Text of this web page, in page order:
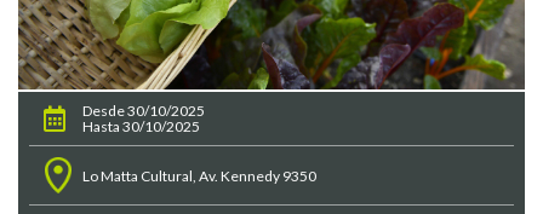
Desde 30/10/2025
Hasta 30/10/2025
Lo Matta Cultural, Av. Kennedy 9350